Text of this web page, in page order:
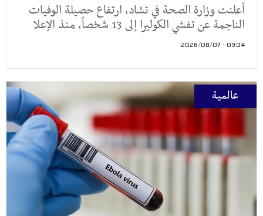
أعلنت وزارة الصحة في تشاد، ارتفاع حصيلة الوفيات
الناجمة عن تفشي الكوليرا إلى 13 شخصاً، منذ الإعلا
09:34 - 2026/08/07
عالمية